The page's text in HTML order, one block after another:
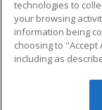
Military
Financial
Help
© 2026
technologies to
your browsing
information being
choosing to
including as